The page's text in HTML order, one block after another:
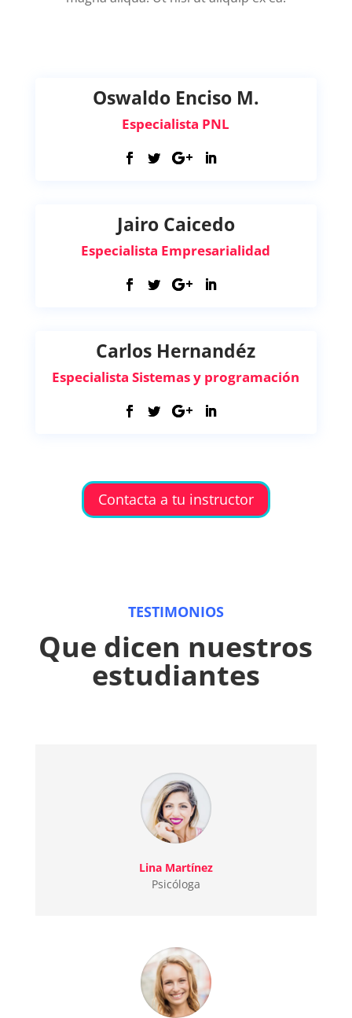
Oswaldo Enciso M.
Especialista PNL
Jairo Caicedo
Especialista Empresarialidad
Carlos Hernandéz
Especialista Sistemas y programación
Contacta a tu instructor
TESTIMONIOS
Que dicen nuestros
estudiantes
Lina Martínez
Psicóloga